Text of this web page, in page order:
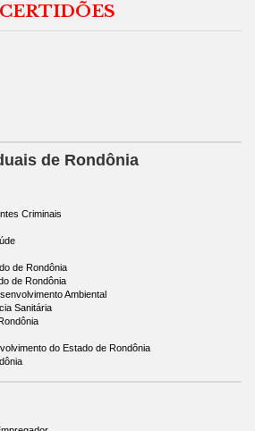
de Rondônia
Criminais
de Rondônia
de Rondônia
Ambiental
Sanitária
do Estado de Rondônia